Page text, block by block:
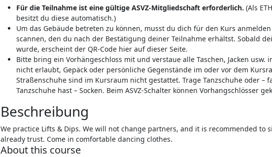
Für die Teilnahme ist eine gültige ASVZ-Mitgliedschaft erforderlich. (Als
besitzt du diese automatisch.)
Um das Gebäude betreten zu können, musst du dich für den Kurs
scannen, den du nach der Bestätigung deiner Teilnahme erhältst. Sobald
wurde, erscheint der QR-Code hier auf dieser Seite.
Bitte bring ein Vorhängeschloss mit und verstaue alle Taschen, Jacken usw.
nicht erlaubt, Gepäck oder persönliche Gegenstände im oder vor dem
Straßenschuhe sind im Kursraum nicht gestattet. Trage Tanzschuhe oder –
Tanzschuhe hast – Socken. Beim ASVZ-Schalter können Vorhangschlösser
Beschreibung
We practice Lifts & Dips. We will not change partners, and it is recommended to
already trust. Come in comfortable dancing clothes.
About this course